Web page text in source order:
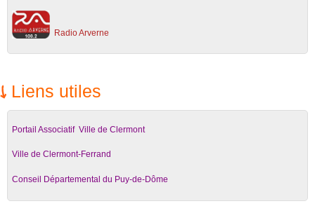
Radio Arverne
Liens utiles
Portail Associatif Ville de Clermont
Ville de Clermont-Ferrand
Conseil Départemental du Puy-de-Dôme